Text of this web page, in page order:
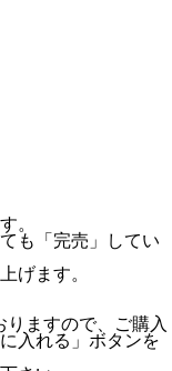
。
も「完売」してい
げます。
ますので、ご購入
入れる」ボタンを